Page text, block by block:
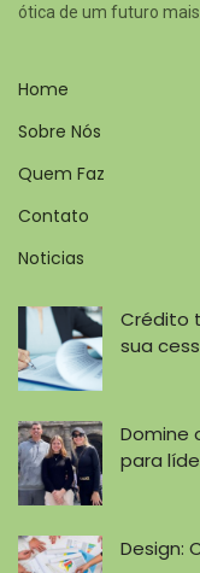
ótica de um futuro
Home
Sobre Nós
Quem Faz
Contato
Noticias
Crédito
sua
Domine
para
Design: